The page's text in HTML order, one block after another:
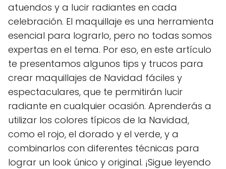
atuendos y a lucir radiantes en cada
celebración. El maquillaje es una herramienta
esencial para lograrlo, pero no todas somos
expertas en el tema. Por eso, en este artículo
te presentamos algunos tips y trucos para
crear maquillajes de Navidad fáciles y
espectaculares, que te permitirán lucir
radiante en cualquier ocasión. Aprenderás a
utilizar los colores típicos de la Navidad,
como el rojo, el dorado y el verde, y a
combinarlos con diferentes técnicas para
lograr un look único y original. ¡Sigue leyendo